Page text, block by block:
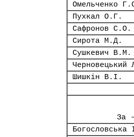
Омельченко
Пухкал О.Г.
Сафронов С.О.
Сирота М.Д.
Сушкевич В.М.
Черновецький
Шишкін В.І.
За
Богословська